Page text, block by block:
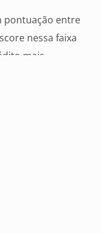
pontuação entre
nessa faixa
mais